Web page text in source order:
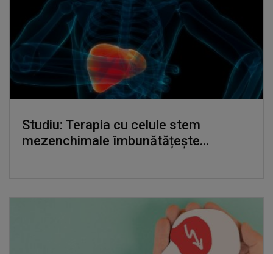
Studiu: Terapia cu celule stem
mezenchimale îmbunătățește...